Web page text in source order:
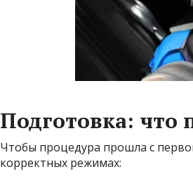
Подготовка: что
Чтобы процедура прошла с
корректных режимах: